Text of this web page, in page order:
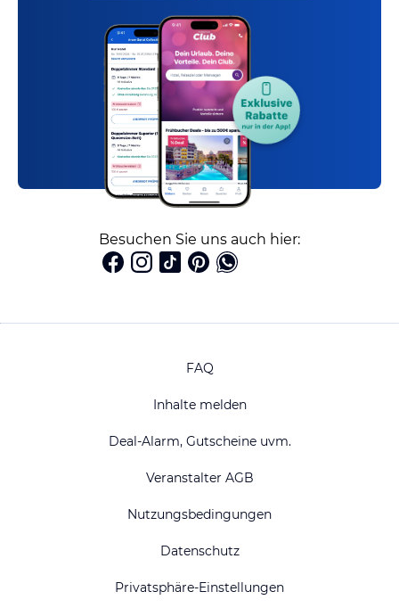
Besuchen Sie uns auch hier:
FAQ
Inhalte melden
Deal-Alarm, Gutscheine uvm.
Veranstalter AGB
Nutzungsbedingungen
Datenschutz
Privatsphäre-Einstellungen